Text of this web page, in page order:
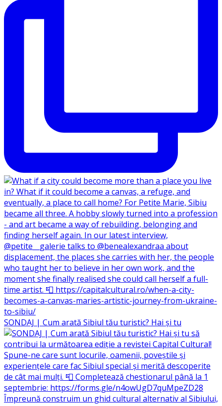
SONDAJ | Cum arată Sibiul tău turistic? Hai și tu